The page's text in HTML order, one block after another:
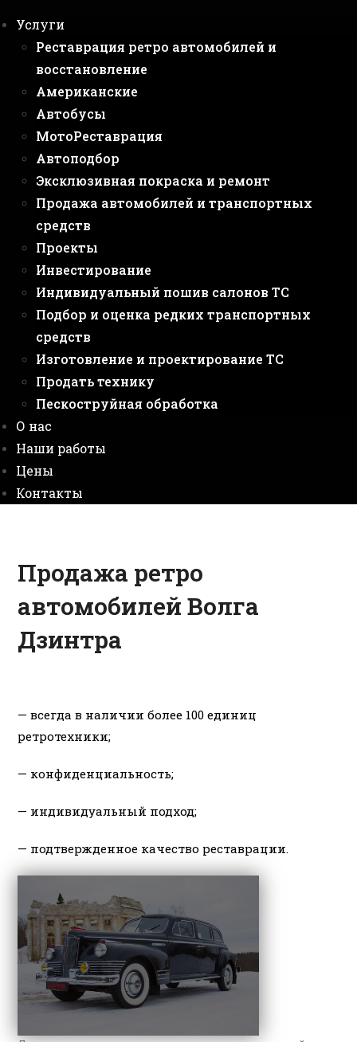
Услуги
Реставрация ретро автомобилей и
восстановление
Американские
Автобусы
МотоРеставрация
Автоподбор
Эксклюзивная покраска и ремонт
Продажа автомобилей и транспортных
средств
Проекты
Инвестирование
Индивидуальный пошив салонов ТС
Подбор и оценка редких транспортных
средств
Изготовление и проектирование ТС
Продать технику
Пескоструйная обработка
О нас
Наши работы
Цены
Контакты
Продажа ретро
автомобилей Волга
Дзинтра
— всегда в наличии более 100 единиц
ретротехники;
— конфиденциальность;
— индивидуальный подход;
— подтвержденное качество реставрации.